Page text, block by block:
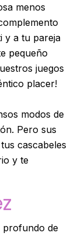
menos
y a tu pareja
pequeño
juegos
placer!
modos de
Pero sus
cascabeles
y te
profundo de